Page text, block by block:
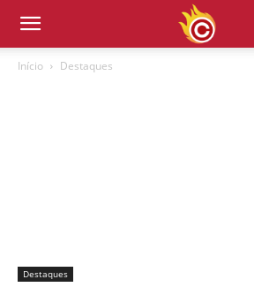
Início Destaques
Destaques